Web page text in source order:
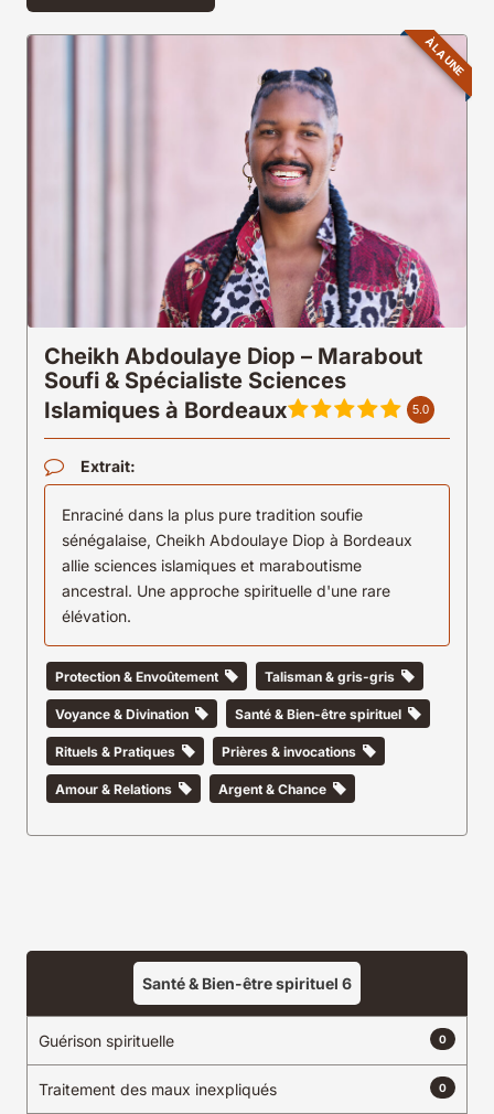
Santé & Bien-être spirituel 6
Guérison spirituelle 0
Traitement des maux inexpliqués 0
À LA UNE
Cheikh Abdoulaye Diop – Marabout
Soufi & Spécialiste Sciences
Islamiques à Bordeaux
5.0
Extrait:
Enraciné dans la plus pure tradition soufie
sénégalaise, Cheikh Abdoulaye Diop à Bordeaux
allie sciences islamiques et maraboutisme
ancestral. Une approche spirituelle d'une rare
élévation.
Protection & Envoûtement Talisman & gris-gris
Voyance & Divination Santé & Bien-être spirituel
Rituels & Pratiques Prières & invocations
Amour & Relations Argent & Chance